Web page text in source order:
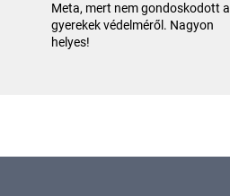
Meta, mert nem gondoskodott a
gyerekek védelméről. Nagyon
helyes!